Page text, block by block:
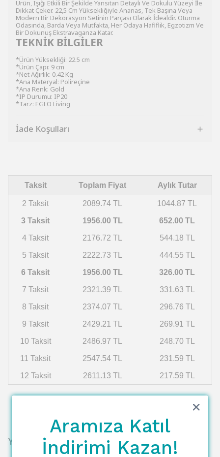
Ürün, Işığı Etkili Bir Şekilde Yansıtan Detaylı Ve Dokulu Yüzeyi İle
Dikkat Çeker. 22,5 Cm Yüksekliğiyle Ananas, Tek Başına Veya
Modern Bir Dekorasyon Setinin Parçası Olarak İdealdir. Oturma
Odasında, Barda Veya Mutfakta, Her Odaya Hafiflik, Egzotizm Ve
Bir Dokunuş Ekstravaganza Katar.
TEKNİK BİLGİLER
*Ürün Yüksekliği: 22.5 cm
*Ürün Çapı: 9 cm
*Net Ağırlık: 0.42 Kg
*Ana Materyal: Polireçine
*Ana Renk: Gold
*IP Durumu: IP20
*Tarz: EGLO Living
İade Koşulları
Taksit Toplam Fiyat Aylık Tutar
2 Taksit 2089.74 TL 1044.87 TL
3 Taksit 1956.00 TL 652.00 TL
4 Taksit 2176.72 TL 544.18 TL
5 Taksit 2222.73 TL 444.55 TL
6 Taksit 1956.00 TL 326.00 TL
7 Taksit 2321.39 TL 331.63 TL
8 Taksit 2374.07 TL 296.76 TL
9 Taksit 2429.21 TL 269.91 TL
10 Taksit 2486.97 TL 248.70 TL
11 Taksit 2547.54 TL 231.59 TL
12 Taksit 2611.13 TL 217.59 TL
Yorumlar
Aramıza Katıl
İndirimi Kazan!